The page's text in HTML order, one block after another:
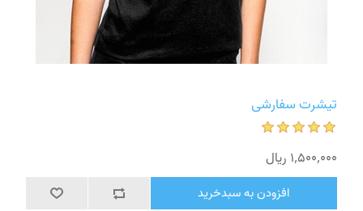
تیشرت سفارشی
1٬500٬000 ریال
افزودن به سبدخرید